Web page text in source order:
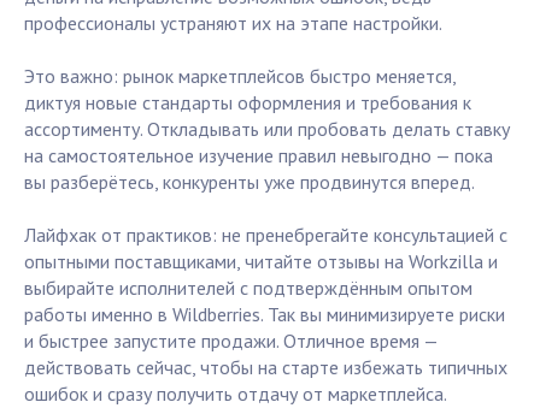
профессионалы устраняют их на этапе настройки.
Это важно: рынок маркетплейсов быстро меняется,
диктуя новые стандарты оформления и требования к
ассортименту. Откладывать или пробовать делать ставку
на самостоятельное изучение правил невыгодно — пока
вы разберётесь, конкуренты уже продвинутся вперед.
Лайфхак от практиков: не пренебрегайте консультацией с
опытными поставщиками, читайте отзывы на Workzilla и
выбирайте исполнителей с подтверждённым опытом
работы именно в Wildberries. Так вы минимизируете риски
и быстрее запустите продажи. Отличное время —
действовать сейчас, чтобы на старте избежать типичных
ошибок и сразу получить отдачу от маркетплейса.